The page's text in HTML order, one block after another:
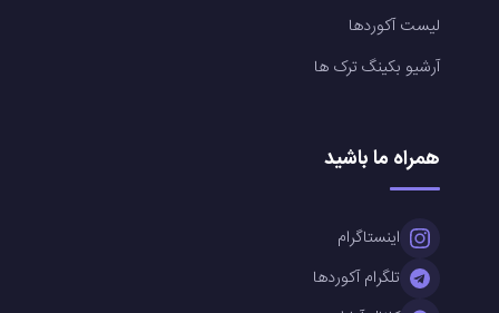
لیست آکوردها
آرشیو بکینگ ترک ها
همراه ما باشید
اینستاگرام
تلگرام آکوردها